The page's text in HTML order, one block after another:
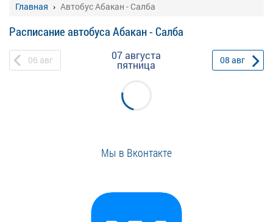
Главная Автобус Абакан - Салба
Расписание автобуса Абакан - Салба
06 авг 07 августа
пятница 08 авг
Мы в Вконтакте